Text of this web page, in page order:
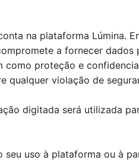
na plataforma Lúmina.
a fornecer
proteção e
qualquer violação de
digitada será utilizada
uso à plataforma ou à